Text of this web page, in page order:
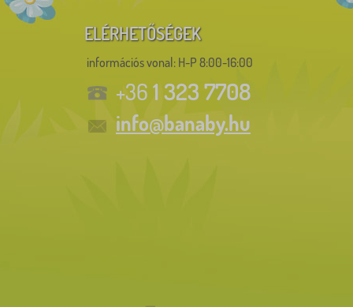
ELÉRHETŐSÉGEK
információs vonal: H-P 8:00-16:00
+361 323 7708
info@banaby.hu